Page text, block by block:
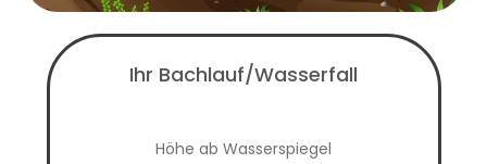
Ihr Bachlauf/Wasserfall
Höhe ab Wasserspiegel